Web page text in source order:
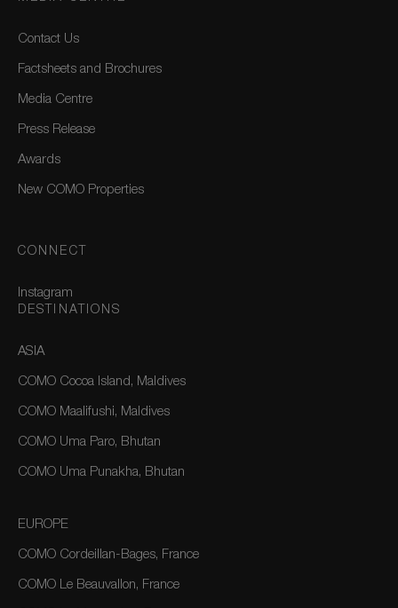
Contact Us
Factsheets and Brochures
Media Centre
Press Release
Awards
New COMO Properties
CONNECT
Instagram
DESTINATIONS
ASIA
COMO Cocoa Island, Maldives
COMO Maalifushi, Maldives
COMO Uma Paro, Bhutan
COMO Uma Punakha, Bhutan
EUROPE
COMO Cordeillan-Bages, France
COMO Le Beauvallon, France